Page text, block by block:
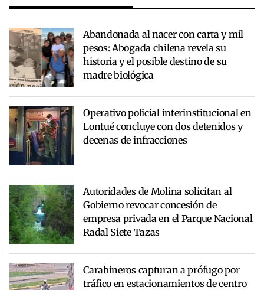
Abandonada al nacer con carta y mil
pesos: Abogada chilena revela su
historia y el posible destino de su
madre biológica
Operativo policial interinstitucional en
Lontué concluye con dos detenidos y
decenas de infracciones
Autoridades de Molina solicitan al
Gobierno revocar concesión de
empresa privada en el Parque Nacional
Radal Siete Tazas
Carabineros capturan a prófugo por
tráfico en estacionamientos de centro